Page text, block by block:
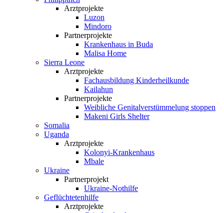
Arztprojekte
Luzon
Mindoro
Partnerprojekte
Krankenhaus in Buda
Malisa Home
Sierra Leone
Arztprojekte
Fachausbildung Kinderheilkunde
Kailahun
Partnerprojekte
Weibliche Genital­verstümmelung stoppen
Makeni Girls Shelter
Somalia
Uganda
Arztprojekte
Kolonyi-Krankenhaus
Mbale
Ukraine
Partnerprojekt
Ukraine-Nothilfe
Geflüchtetenhilfe
Arztprojekte